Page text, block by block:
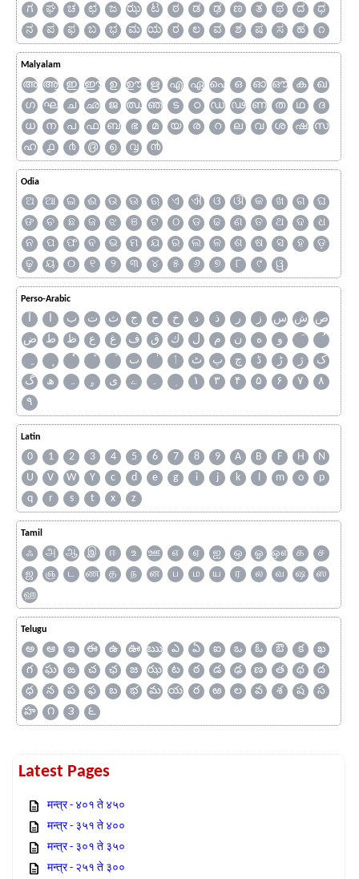
ಗ
ಘ ಚ ಛ ಜ ಝ ಟ ಠ ಡ ಢ ಣ ತ ಥ ದ
ಧ
ನ
ಪ ಫ ಬ ಭ ಮ ಯ ರ ಲ ವ ಶ ಷ ಸ ಹ ೧
Malyalam
അ ആ ഇ ഈ ഉ ഊ ഋ എ ഏ ഐ ഒ ഓ ഔ ക
ഖ
ഗ
ഘ ച ഛ ജ ഝ ഞ ട ഠ ഡ ഢ ണ ത ഥ
ദ
ധ
ന പ ഫ ബ ഭ മ യ ര റ ല വ ശ ഷ
സ
ഹ
൧ ൪ ൫ ൭ ൮ ൯
Odia
ଅ ଆ ଇ ଈ ଉ ଊ ଋ ଏ ଐ ଓ ଔ କ ଖ ଗ
ଘ
ଙ
ଚ ଛ ଜ ଝ ଞ ଟ ଠ ଡ ଢ ଣ ତ ଥ ଦ
ଧ
ନ
ପ ଫ ବ ଭ ମ ଯ ର ଲ ଳ ଶ ଷ ସ ହ
ଡ଼
ଢ଼
ୟ ୦ ୧ ୨ ୩ ୪ ୫ ୬ ୭ ୮ ୯ ୱ
Perso-Arabic
آ ا ب ت ث ج ح خ د ذ ر ز س ش ص
ض
ط ظ ع غ ف ق ك ل م ن ه
و
ٮ
ٲ ٹ پ چ ڈ ڑ ژ
ک
گ
ھ ہ ۄ ی ے ۔ ۱ ۳ ۴ ۵ ۶ ۷
۸
۹
Latin
0 1 2 3 4 5 6 7 8 9 A B F H
N
U
V W Y c d e g i j k l m o
p
q
r s t x z
Tamil
ஃ அ ஆ இ ஈ உ ஊ எ ஏ ஐ ஒ ஓ ஔ க
ச
ஜ
ஞ ட ண த ந ன ப ம ய ர ல வ ஷ
ஸ
ஹ
Telugu
అ ఆ ఇ ఈ ఉ ఊ ఋ ఎ ఏ ఐ ఒ ఓ ఔ క
ఖ
గ
ఘ ఙ చ ఛ జ ఝ ట ఠ డ ఢ ణ త థ
ద
ధ
న ప ఫ బ భ మ య ర ఱ ల వ శ ష
స
హ
౧ ౩ ౬
Latest Pages
मन्त्र - ४०१ ते ४५०
मन्त्र - ३५१ ते ४००
मन्त्र - ३०१ ते ३५०
मन्त्र - २५१ ते ३००